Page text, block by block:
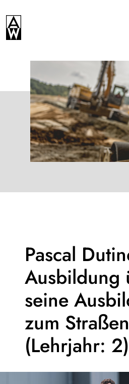
Pascal
Ausbildung
seine
zum
(Lehrjahr: 2)